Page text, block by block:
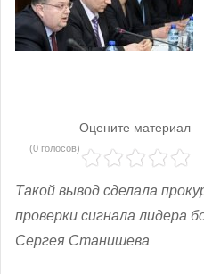
Оцените материал
(0 голосов)
Такой вывод сделала
проверки сигнала лидера
Сергея Станишева